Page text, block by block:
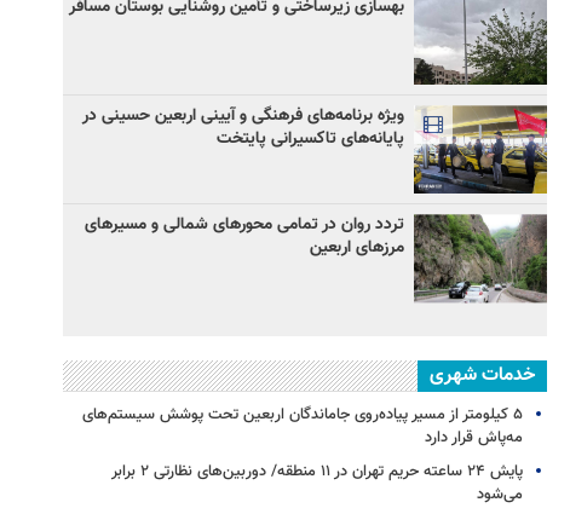
بهسازی زیرساختی و تأمین روشنایی بوستان مسافر
ویژه برنامه‌های فرهنگی و آیینی اربعین حسینی در
پایانه‌های تاکسیرانی پایتخت
تردد روان در تمامی محورهای شمالی و مسیرهای
مرزهای اربعین
خدمات شهری
۵ کیلومتر از مسیر پیاده‌روی جاماندگان اربعین تحت پوشش سیستم‌های
مه‌پاش قرار دارد
پایش ۲۴ ساعته حریم تهران در ۱۱ منطقه/ دوربین‌های نظارتی ۲ برابر
می‌شود